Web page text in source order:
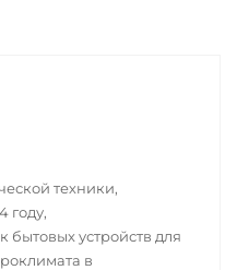
техники,
году,
устройств для
в